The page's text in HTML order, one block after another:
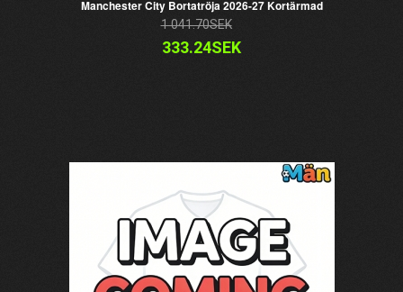
Manchester City Bortatröja 2026-27 Kortärmad
1 041.70SEK
333.24SEK